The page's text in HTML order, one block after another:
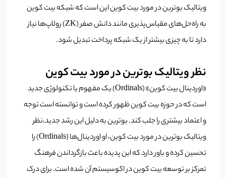
ویتالیک بوترین در مورد بیت کوین این است که شبکه بیت کوین
به راه‌حل‌های مقیاس‌پذیری مانند دانش صفر (ZK) رولاپ‌ها نیاز
دارد تا به چیزی بیشتر از یک شبکه پرداخت تبدیل شود.
نظر ویتالیک بوترین در مورد بیت کوین
«اوردینال بیت کوین» (Ordinals) یک مفهوم یا تکنولوژی جدید
است که در حوزه بیت کوین ظهور کرده است و توانسته است توجه
و اعتماد بیشتری را جلب کند. بوترین به دلیل این رشد جدید،نظر
ویتالیک بوترین در مورد بیت کوین، او اوردینال‌ها (Ordinals) را
تحسین کرده و باور دارد که این پدیده باعث بازگرداندن فرهنگ
تمرکز بر توسعه بیت کوین در اکوسیستم آن شده است. برای درک